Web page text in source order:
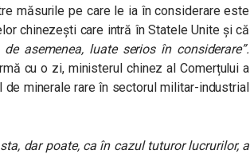
măsurile pe care le ia în considerare este
chinezești care intră în Statele Unite și că
asemenea, luate serios în considerare”.
cu o zi, ministerul chinez al Comerțului a
minerale rare în sectorul militar-industrial
dar poate, ca în cazul tuturor lucrurilor, a